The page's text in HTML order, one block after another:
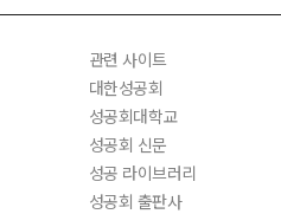
관련 사이트
대한성공회
성공회대학교
성공회 신문
성공 라이브러리
성공회 출판사